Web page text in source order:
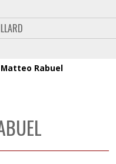
Matteo Rabuel